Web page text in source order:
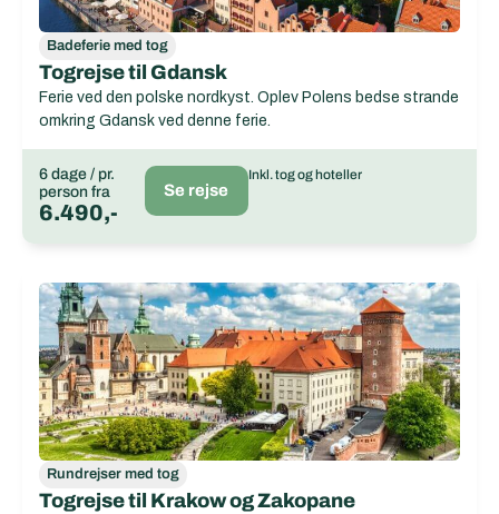
Badeferie med tog
Togrejse til Gdansk
Ferie ved den polske nordkyst. Oplev Polens bedse strande
omkring Gdansk ved denne ferie.
6 dage / pr.
person fra
6.490,-
Se rejse
Inkl. tog og hoteller
Rundrejser med tog
Togrejse til Krakow og Zakopane